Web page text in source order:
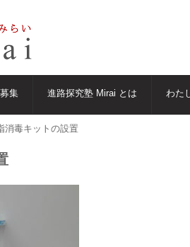
集 進路探究塾 Mirai とは わた
消毒キットの設置